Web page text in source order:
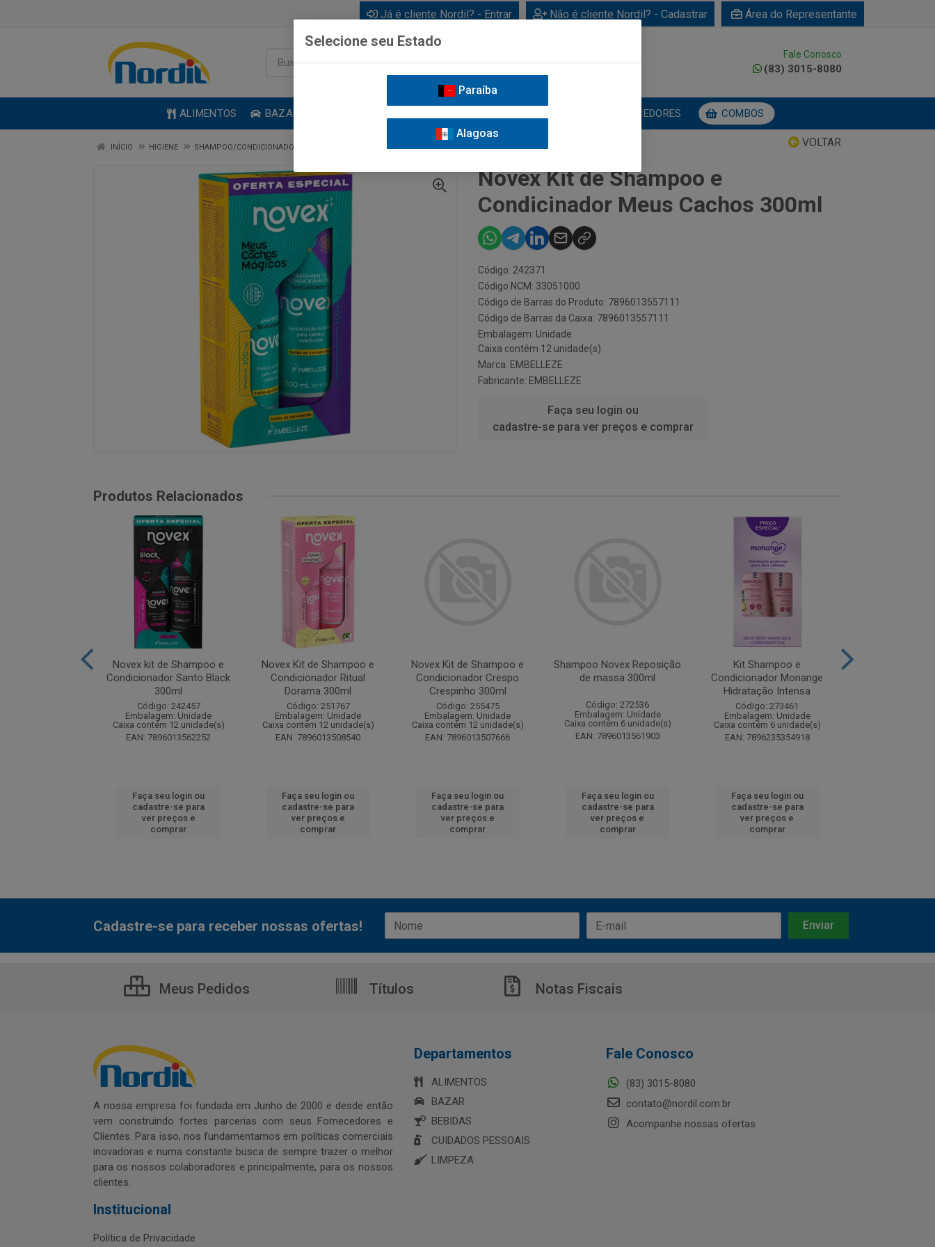
Já é cliente Nordil? - Entrar Não é cliente Nordil? - Cadastrar Área do Representante
Fale Conosco
(83) 3015-8080
ALIMENTOS BAZAR FORNECEDORES COMBOS
VOLTAR
INÍCIO HIGIENE SHAMPOO/CONDICIONADOR NOVEX KIT DE SHAMPOO E CONDICINADOR MEUS CACHOS 300ML
Novex Kit de Shampoo e
Condicinador Meus Cachos 300ml
Código: 242371
Código NCM: 33051000
Código de Barras do Produto: 7896013557111
Código de Barras da Caixa: 7896013557111
Embalagem: Unidade
Caixa contém 12 unidade(s)
Marca: EMBELLEZE
Fabricante: EMBELLEZE
Faça seu login ou
cadastre-se para ver preços e comprar
Produtos Relacionados
Novex kit de Shampoo e
Condicionador Santo Black
300ml
Código: 242457
Embalagem: Unidade
Caixa contém 12 unidade(s)
EAN: 7896013562252
Faça seu login ou
cadastre-se para
ver preços e
comprar
Novex Kit de Shampoo e
Condicionador Ritual
Dorama 300ml
Código: 251767
Embalagem: Unidade
Caixa contém 12 unidade(s)
EAN: 7896013508540
Faça seu login ou
cadastre-se para
ver preços e
comprar
Novex Kit de Shampoo e
Condicionador Crespo
Crespinho 300ml
Código: 255475
Embalagem: Unidade
Caixa contém 12 unidade(s)
EAN: 7896013507666
Faça seu login ou
cadastre-se para
ver preços e
comprar
Shampoo Novex Reposição
de massa 300ml
Código: 272536
Embalagem: Unidade
Caixa contém 6 unidade(s)
EAN: 7896013561903
Faça seu login ou
cadastre-se para
ver preços e
comprar
Kit Shampoo e
Condicionador Monange
Hidratação Intensa
Código: 273461
Embalagem: Unidade
Caixa contém 6 unidade(s)
EAN: 7896235354918
Faça seu login ou
cadastre-se para
ver preços e
comprar
Cadastre-se para receber nossas ofertas!
Meus Pedidos Títulos Notas Fiscais
A nossa empresa foi fundada em Junho de 2000 e desde então
vem construindo fortes parcerias com seus Fornecedores e
Clientes. Para isso, nos fundamentamos em políticas comerciais
inovadoras e numa constante busca de sempre trazer o melhor
para os nossos colaboradores e principalmente, para os nossos
clientes.
Institucional
Política de Privacidade
Departamentos
ALIMENTOS
BAZAR
BEBIDAS
CUIDADOS PESSOAIS
LIMPEZA
Fale Conosco
(83) 3015-8080
contato@nordil.com.br
Acompanhe nossas ofertas
Selecione seu Estado
Paraíba
Alagoas